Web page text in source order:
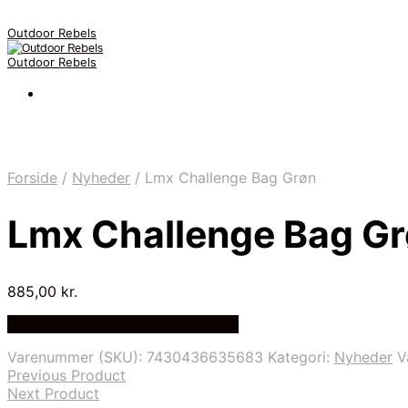
Outdoor Rebels
Outdoor Rebels
Forside / Nyheder / Lmx Challenge Bag Grøn
Lmx Challenge Bag
885,00 kr.
Varenummer (SKU): 7430436635683 Kategori: Nyheder
Previous Product
Next Product